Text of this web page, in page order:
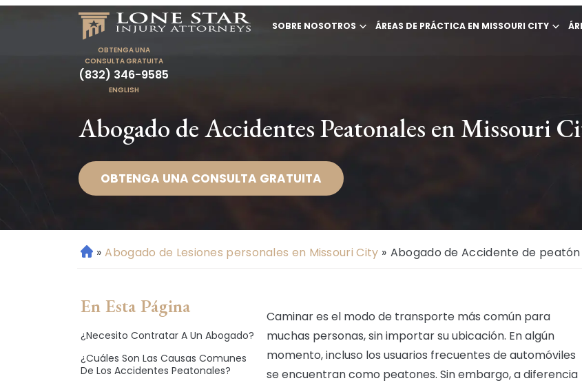
SOBRE NOSOTROS ÁREAS DE PRÁCTICA EN MISSOURI CITY
OBTENGA UNA
CONSULTA GRATUITA
(832) 346-9585
ENGLISH
Abogado de Accidentes Peatonales en Missouri
OBTENGA UNA CONSULTA GRATUITA
Ini » Abogado de Lesiones personales en Missouri City » Abogado de Accidente de peatón
En Esta Página
¿Necesito Contratar A Un Abogado?
¿Cuáles Son Las Causas Comunes
De Los Accidentes Peatonales?
Caminar es el modo de transporte más común para
muchas personas, sin importar su ubicación. En algún
momento, incluso los usuarios frecuentes de automóviles
se encuentran como peatones. Sin embargo, a diferencia